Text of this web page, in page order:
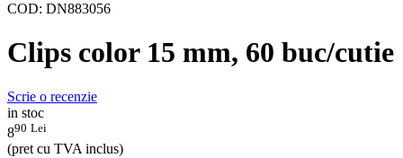
COD: DN883056
Clips color 15 mm, 60 buc/cutie
Scrie o recenzie
in stoc
890 Lei
(pret cu TVA inclus)